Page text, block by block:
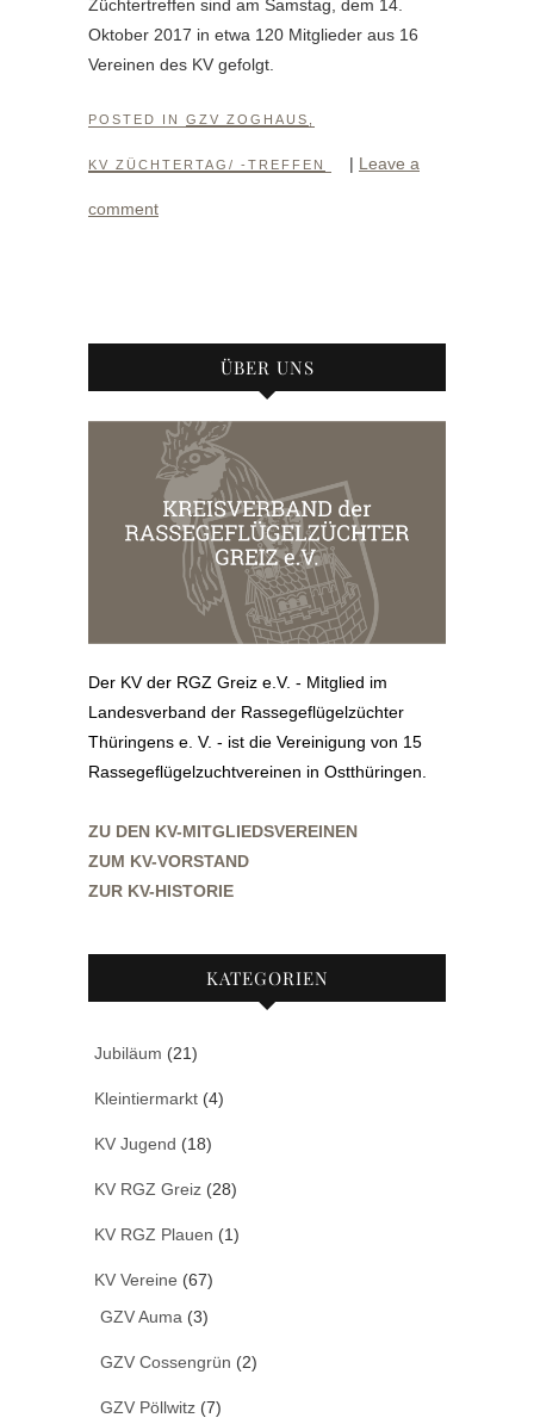
Züchtertreffen sind am Samstag, dem 14.
Oktober 2017 in etwa 120 Mitglieder aus 16
Vereinen des KV gefolgt.
POSTED IN GZV ZOGHAUS
KV ZÜCHTERTAG/ -TREFFEN | Leave a
comment
ÜBER UNS
Der KV der RGZ Greiz e.V. - Mitglied im
Landesverband der Rassegeflügelzüchter
Thüringens e. V. - ist die Vereinigung von 15
Rassegeflügelzuchtvereinen in Ostthüringen.
ZU DEN KV-MITGLIEDSVEREINEN
ZUM KV-VORSTAND
ZUR KV-HISTORIE
KATEGORIEN
Jubiläum (21)
Kleintiermarkt (4)
KV Jugend (18)
KV RGZ Greiz (28)
KV RGZ Plauen (1)
KV Vereine (67)
GZV Auma (3)
GZV Cossengrün (2)
GZV Pöllwitz (7)